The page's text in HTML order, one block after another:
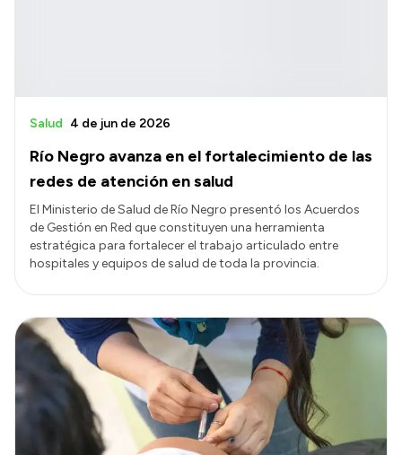
Río Negro avanza en el fortalecimiento de las
redes de atención en salud
Salud 4 de jun de 2026
El Ministerio de Salud de Río Negro presentó los Acuerdos
de Gestión en Red que constituyen una herramienta
estratégica para fortalecer el trabajo articulado entre
hospitales y equipos de salud de toda la provincia.